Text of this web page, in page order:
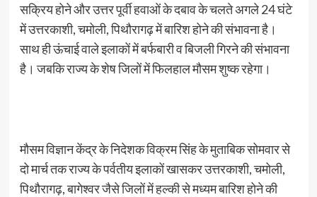
सक्रिय होने और उत्तर पूर्वी हवाओं के दबाव के चलते अगले 24 घंटे
में उत्तरकाशी, चमोली, पिथौरागढ़ में बारिश होने की संभावना है।
साथ ही ऊंचाई वाले इलाकों में बर्फबारी व बिजली गिरने की संभावना
है। जबकि राज्य के शेष जिलों में फिलहाल मौसम शुष्क रहेगा।
मौसम विज्ञान केंद्र के निदेशक विक्रम सिंह के मुताबिक सोमवार से
दो मार्च तक राज्य के पर्वतीय इलाकों खासकर उत्तरकाशी, चमोली,
पिथौरागढ़, बागेश्वर जैसे जिलों में हल्की से मध्यम बारिश होने की